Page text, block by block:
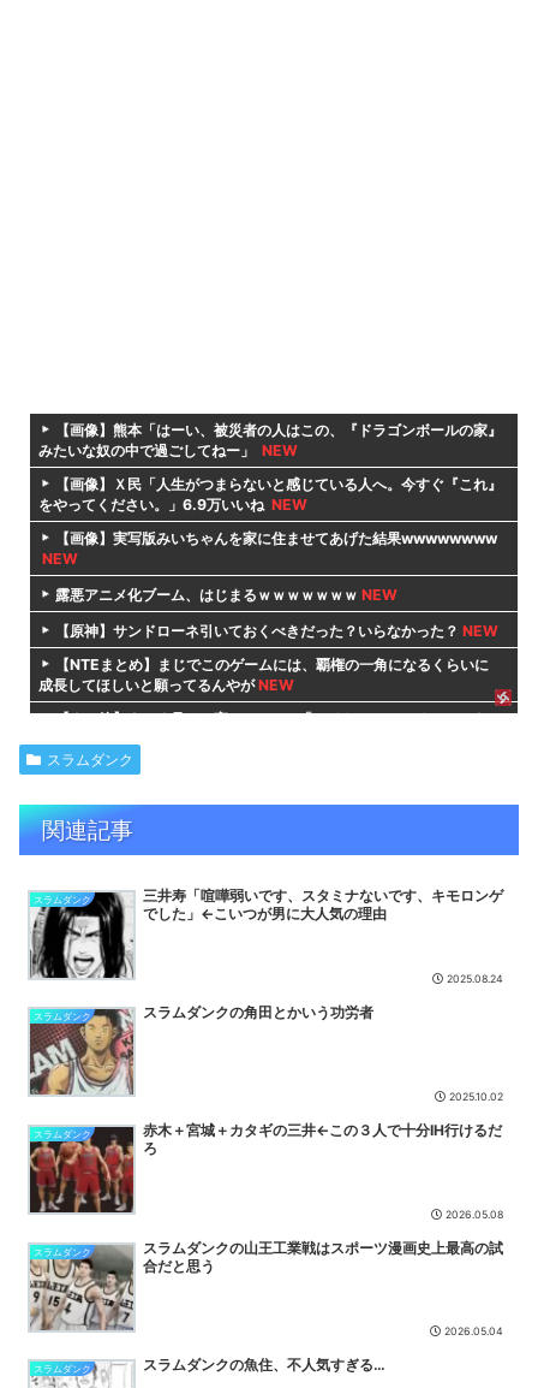
【画像】熊本「はーい、被災者の人はこの、『ドラゴンボールの家』
みたいな奴の中で過ごしてねー」
NEW
【画像】Ｘ民「人生がつまらないと感じている人へ。今すぐ『これ』
をやってください。」6.9万いいね NEW
【画像】実写版みいちゃんを家に住ませてあげた結果wwwwwwww
NEW
露悪アニメ化ブーム、はじまるｗｗｗｗｗｗｗ NEW
【原神】サンドローネ引いておくべきだった？いらなかった？ NEW
【NTEまとめ】まじでこのゲームには、覇権の一角になるくらいに
成長してほしいと願ってるんやが NEW
【ウマ娘】よーく見ると実はホラー…「ライトハローとイチャつくス
『マリオカートワールド』はどうすればよかったのか…
【衝撃】ショートスリーパー「寝たほうがいいよ」の一言にブチギレ
ｗｗｗｗｗ(※動画あり)
【ウマ娘】ハングル版はマメちんの時期か NEW
悟空「四身の拳は四人に分かれるから戦闘力も1/4になる」天津飯
「参ったぜ。見抜かれてたとは」
【悲報】アニメ主題歌を担当しただけのVtuber、叩かれまくってし
まう NEW
【真相解明】ミリオンライブがライブ円盤販売を辞めた理由、アソビ
ストアのせいだった
【動画】甲子園の女性審判、大誤審で炎上
【悲報】プロゲーマーさん、加藤純一信者を怒らせてしまった結果、
好き嫌い5位にwwwwwwww
【悲報】スマホゲーム会社さん、”サ終”相次ぎ倒産しまくってる模様
NEW
【画像】キングダムの河了貂、「あったけぇ壁」に引き続き更に味方
をぶっ殺す作戦を実行する
スラムダンク
関連記事
スラムダンク
三井寿「喧嘩弱いです、スタミナないです、キモロンゲ
でした」←こいつが男に大人気の理由
2025.08.24
スラムダンク スラムダンクの角田とかいう功労者
2025.10.02
スラムダンク
赤木＋宮城＋カタギの三井←この３人で十分IH行けるだ
ろ
2026.05.08
スラムダンク
スラムダンクの山王工業戦はスポーツ漫画史上最高の試
合だと思う
2026.05.04
スラムダンク スラムダンクの魚住、不人気すぎる…